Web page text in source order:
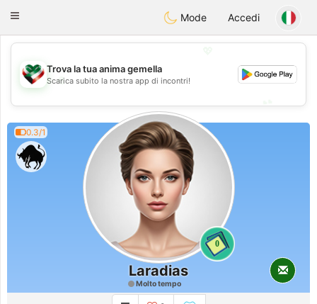
KuwaitChat
Toggle
Mode Accedi
💖
💕
Trova la tua anima gemella
Scarica subito la nostra app di incontri!
0.3/1
0
Laradias
Molto tempo